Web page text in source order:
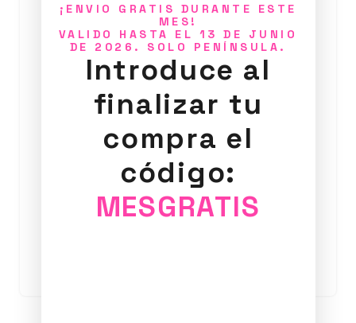
Anillo Estelar 2
25,00€
¡ENVIO GRATIS DURANTE ESTE
MES!
VALIDO HASTA EL 13 DE JUNIO
DE 2026. SOLO PENÍNSULA.
Introduce al
finalizar tu
compra el
código:
MESGRATIS